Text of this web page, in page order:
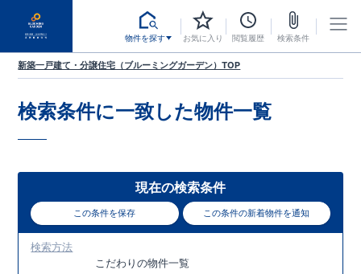
物件を探す お気に入り 閲覧履歴 検索条件
新築一戸建て・分譲住宅（ブルーミングガーデン）TOP
検索条件に一致した物件一覧
現在の検索条件
この条件を保存 この条件の新着物件を通知
検索方法
こだわりの物件一覧